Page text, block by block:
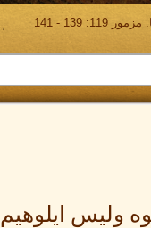
- 141
وليس ايلوهيم